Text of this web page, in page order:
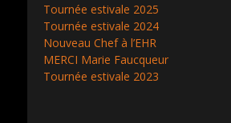
Tournée estivale 2025
Tournée estivale 2024
Nouveau Chef à l’EHR
MERCI Marie Faucqueur
Tournée estivale 2023